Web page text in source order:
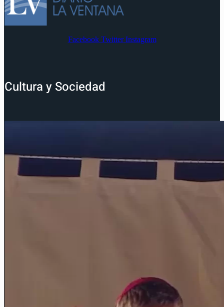
Facebook Twitter Instagram
Cultura y Sociedad